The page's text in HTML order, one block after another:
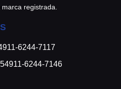
marca registrada.
6244-7117
6244-7146